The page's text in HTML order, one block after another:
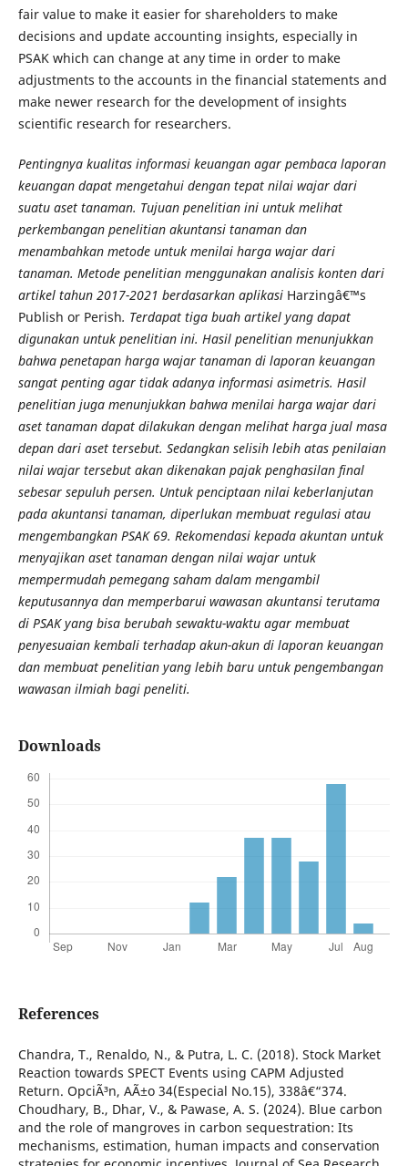
fair value to make it easier for shareholders to make
decisions and update accounting insights, especially in
PSAK which can change at any time in order to make
adjustments to the accounts in the financial statements and
make newer research for the development of insights
scientific research for researchers.
Pentingnya kualitas informasi keuangan agar pembaca laporan
keuangan dapat mengetahui dengan tepat nilai wajar dari
suatu aset tanaman. Tujuan penelitian ini untuk melihat
perkembangan penelitian akuntansi tanaman dan
menambahkan metode untuk menilai harga wajar dari
tanaman. Metode penelitian menggunakan analisis konten dari
artikel tahun 2017-2021 berdasarkan aplikasi Harzingâ€™s
Publish or Perish. Terdapat tiga buah artikel yang dapat
digunakan untuk penelitian ini. Hasil penelitian menunjukkan
bahwa penetapan harga wajar tanaman di laporan keuangan
sangat penting agar tidak adanya informasi asimetris. Hasil
penelitian juga menunjukkan bahwa menilai harga wajar dari
aset tanaman dapat dilakukan dengan melihat harga jual masa
depan dari aset tersebut. Sedangkan selisih lebih atas penilaian
nilai wajar tersebut akan dikenakan pajak penghasilan final
sebesar sepuluh persen. Untuk penciptaan nilai keberlanjutan
pada akuntansi tanaman, diperlukan membuat regulasi atau
mengembangkan PSAK 69. Rekomendasi kepada akuntan untuk
menyajikan aset tanaman dengan nilai wajar untuk
mempermudah pemegang saham dalam mengambil
keputusannya dan memperbarui wawasan akuntansi terutama
di PSAK yang bisa berubah sewaktu-waktu agar membuat
penyesuaian kembali terhadap akun-akun di laporan keuangan
dan membuat penelitian yang lebih baru untuk pengembangan
wawasan ilmiah bagi peneliti.
Downloads
References
Chandra, T., Renaldo, N., & Putra, L. C. (2018). Stock Market
Reaction towards SPECT Events using CAPM Adjusted
Return. OpciÃ³n, AÃ±o 34(Especial No.15), 338â€“374.
Choudhary, B., Dhar, V., & Pawase, A. S. (2024). Blue carbon
and the role of mangroves in carbon sequestration: Its
mechanisms, estimation, human impacts and conservation